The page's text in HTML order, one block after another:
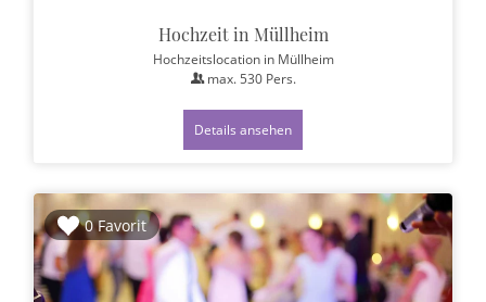
Hochzeit in Müllheim
Hochzeitslocation in Müllheim
max. 530Pers.
Details ansehen
0 Favorit